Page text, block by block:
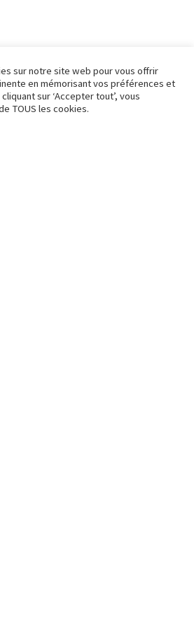
sur notre site web pour vous offrir
en mémorisant vos préférences et
sur ‘Accepter tout’, vous
TOUS les cookies.